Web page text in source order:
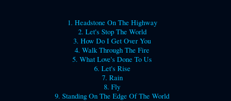
1. Headstone On The Highway
2. Let's Stop The World
3. How Do I Get Over You
4. Walk Through The Fire
5. What Love's Done To Us
6. Let's Rise
7. Rain
8. Fly
9. Standing On The Edge Of The World